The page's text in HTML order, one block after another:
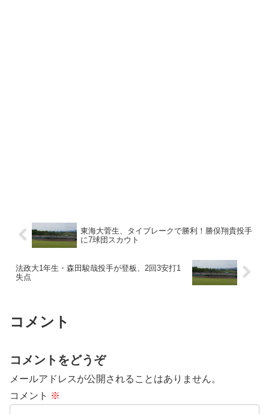
東海大菅生、タイブレークで勝利！勝俣翔貴投手
に7球団スカウト
法政大1年生・森田駿哉投手が登板、2回3安打1
失点
コメント
コメントをどうぞ
メールアドレスが公開されることはありません。
コメント ※